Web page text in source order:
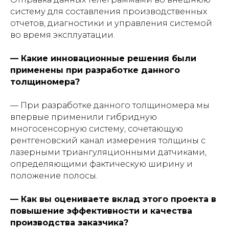
систему для составления производственных
отчетов, диагностики и управления системой
во время эксплуатации.
— Какие инновационные решения были
применены при разработке данного
толщиномера?
— При разработке данного толщиномера мы
впервые применили гибридную
многосенсорную систему, сочетающую
рентгеновский канал измерения толщины с
лазерными триангуляционными датчиками,
определяющими фактическую ширину и
положение полосы.
— Как вы оцениваете вклад этого проекта в
повышение эффективности и качества
производства заказчика?